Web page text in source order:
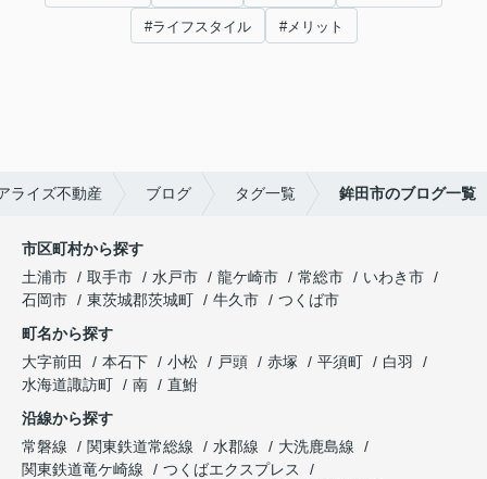
#ライフスタイル #メリット
ライズ不動産 ブログ タグ一覧 鉾田市のブログ一覧
市区町村から探す
土浦市
取手市 水戸市 龍ケ崎市 常総市
いわき市
石岡市
東茨城郡茨城町 牛久市
つくば市
町名から探す
大字前田
本石下 小松 戸頭 赤塚 平須町
白羽
水海道諏訪町
南
直鮒
沿線から探す
常磐線
関東鉄道常総線 水郡線
大洗鹿島線
関東鉄道竜ケ崎線
つくばエクスプレス